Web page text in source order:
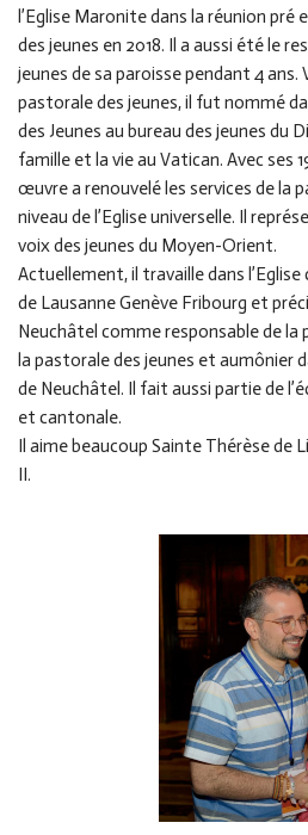
l’Eglise Maronite dans la réunion pré
des jeunes en 2018. Il a aussi été le
jeunes de sa paroisse pendant 4 ans.
pastorale des jeunes, il fut nommé
des Jeunes au bureau des jeunes du
famille et la vie au Vatican. Avec ses
œuvre a renouvelé les services de la
niveau de l’Eglise universelle. Il
voix des jeunes du Moyen-Orient.
Actuellement, il travaille dans
de Lausanne Genève Fribourg et
Neuchâtel comme responsable de
la pastorale des jeunes et aumônier
de Neuchâtel. Il fait aussi partie de
et cantonale.
Il aime beaucoup Sainte Thérèse de
II.